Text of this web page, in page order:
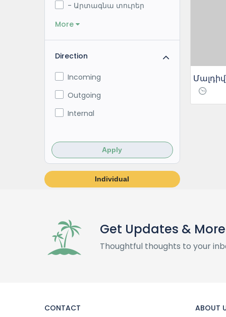
- Արտագնա տուրեր
More
Direction
Incoming
Outgoing
Internal
Apply
Individual
Get Updates & More
Thoughtful thoughts to your
CONTACT ABOUT